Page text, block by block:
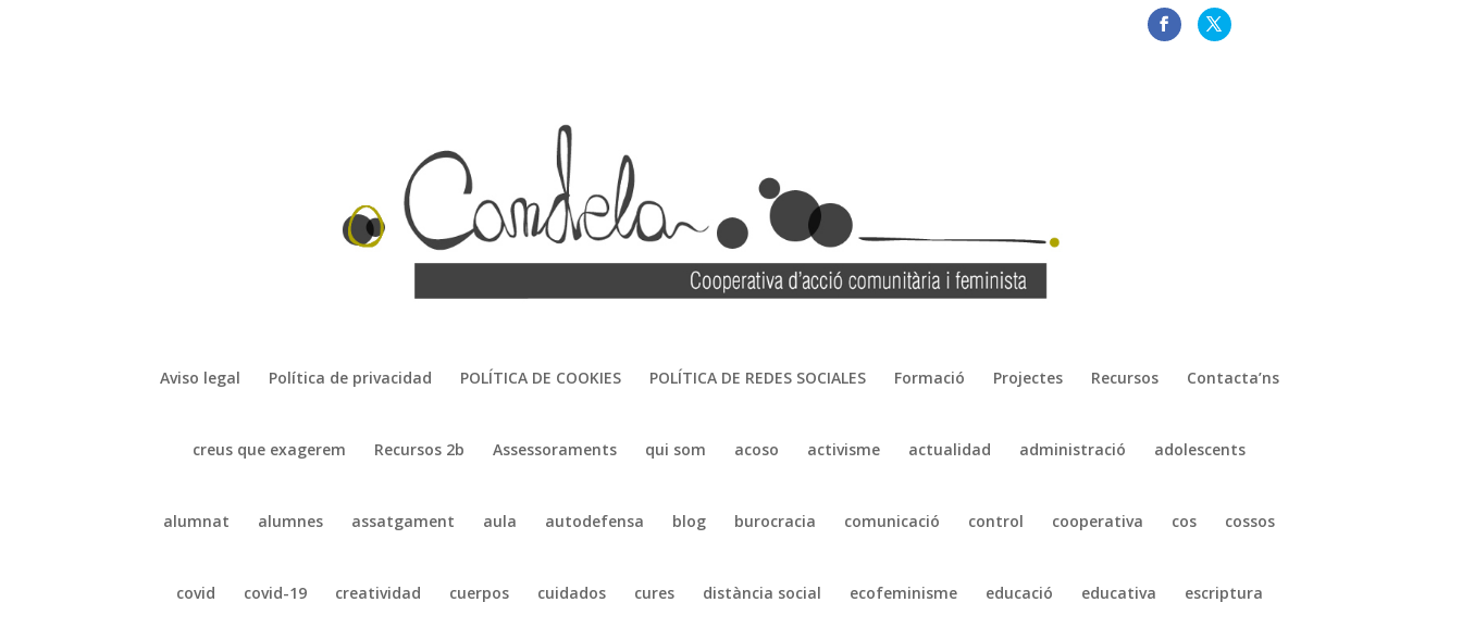
Aviso legal Política de privacidad POLÍTICA DE COOKIES POLÍTICA DE REDES SOCIALES Formació Projectes Recursos Contacta’ns
creus que exagerem Recursos 2b Assessoraments qui som acoso activisme actualidad administració adolescents
alumnat alumnes assatgament aula autodefensa blog burocracia comunicació control cooperativa cos cossos
covid covid-19 creatividad cuerpos cuidados cures distància social ecofeminisme educació educativa escriptura